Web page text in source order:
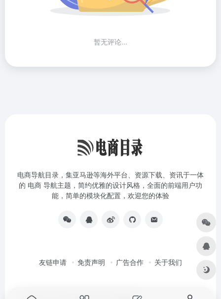
暂无评论...
电商导航目录，集亚马逊等海外平台、资源下载、资讯于一体
的 电商 导航主题，简约优雅的设计风格，全面的前端用户功
能，简单的模块化配置，欢迎您的体验
友链申请 免责声明 广告合作 关于我们